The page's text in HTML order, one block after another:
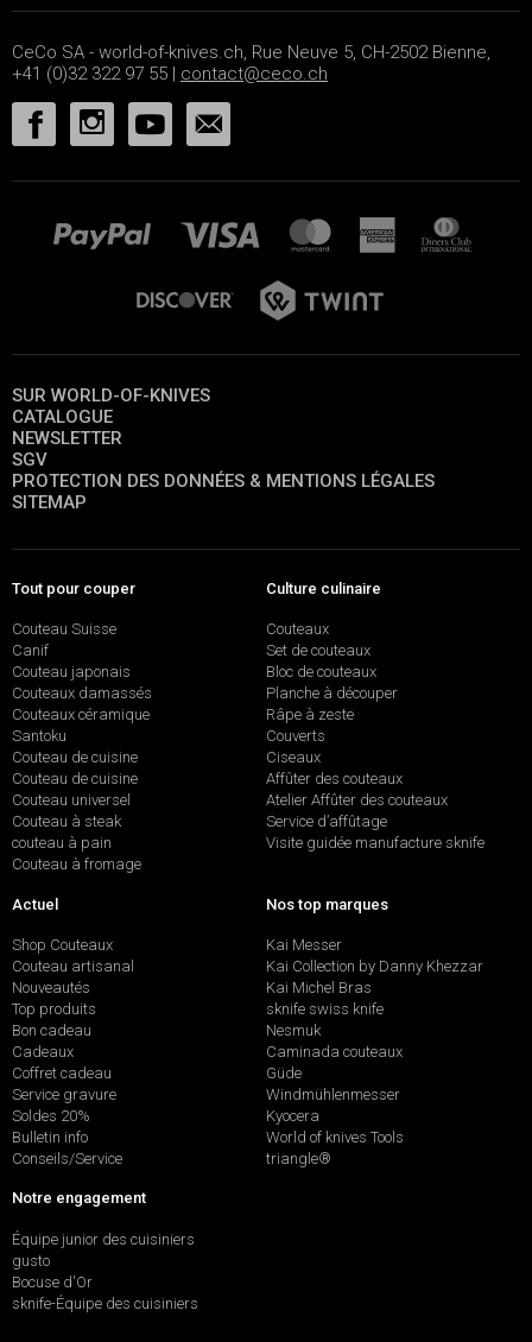
CeCo SA - world-of-knives.ch, Rue Neuve 5, CH-2502 Bienne,
+41 (0)32 322 97 55 | contact@ceco.ch
SUR WORLD-OF-KNIVES
CATALOGUE
NEWSLETTER
SGV
PROTECTION DES DONNÉES & MENTIONS LÉGALES
SITEMAP
Tout pour couper
Couteau Suisse
Canif
Couteau japonais
Couteaux damassés
Couteaux céramique
Santoku
Couteau de cuisine
Couteau de cuisine
Couteau universel
Couteau à steak
couteau à pain
Couteau à fromage
Culture culinaire
Couteaux
Set de couteaux
Bloc de couteaux
Planche à découper
Râpe à zeste
Couverts
Ciseaux
Affûter des couteaux
Atelier Affûter des couteaux
Service d’affûtage
Visite guidée manufacture sknife
Actuel
Shop Couteaux
Couteau artisanal
Nouveautés
Top produits
Bon cadeau
Cadeaux
Coffret cadeau
Service gravure
Soldes 20%
Bulletin info
Conseils/Service
Nos top marques
Kai Messer
Kai Collection by Danny Khezzar
Kai Michel Bras
sknife swiss knife
Nesmuk
Caminada couteaux
Güde
Windmühlenmesser
Kyocera
World of knives Tools
triangle®
Notre engagement
Équipe junior des cuisiniers
gusto
Bocuse d'Or
sknife-Équipe des cuisiniers